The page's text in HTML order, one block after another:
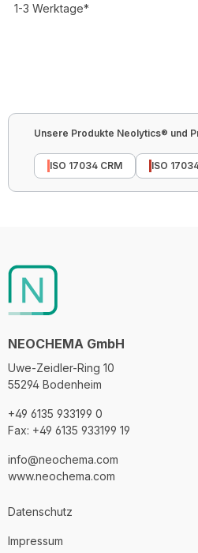
1-3 Werktage*
Unsere Produkte Neolytics® und
ISO 17034 CRM ISO
NEOCHEMA GmbH
Uwe-Zeidler-Ring 10
55294 Bodenheim
+49 6135 933199 0
Fax: +49 6135 933199 19
info@neochema.com
www.neochema.com
Datenschutz
Impressum